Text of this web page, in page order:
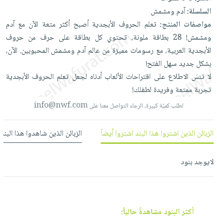
العناية
بالأسنان
الحمية
والتغذية
أدوات
المائدة
الأوعية
والتخزين
أدوات
المطبخ
الأكثر
مبيعاً
العودة
للمدارس
اكسسوارات
كتب
اكسسوارات
اكسسوارات
ملابس
حقائب
حلي
بالذات
شحن
مجاني
بنود
مختارة
اشتراكات
كل
الاشتراكات
صندوق
القراءة
iKitab
بلا
حدود
بحث
متقدم
نيل
وفرات
عن
الشركة
حسابك
السلسلة:آدم ومشمش
مواصفات المنتج: تعلم الحروف الأبجديةأصبحأكثر متعة الآن معآدم
ومشمش! 28 بطاقة ملونة،تحتويكل بطاقة على حرف منحروف
الأبجدية العربية، مع رسومات مميزة من عالمآدم ومشمش المحبوبين. الآن،
بشكلجديد سهل الفتح!
لا تنسَ الاطلاععلى اقتراحات الألعابأدناه لجعل تعلم الحروف الأبجدية
تجربة ممتعة وفريدة لطفلك!
لطلب كميّة كبيرة، الرجاء التواصل معنا علىinfo@nwf.com
الزبائن الذين اشتروا هذا البند اشتروا أيضاً الزبائن الذين شاهدوا هذا
لايوجد بنود
أكثر البنود مشاهدةً حالياً: